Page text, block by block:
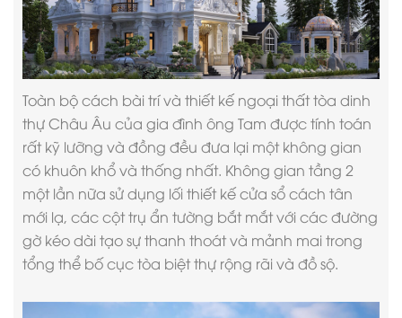
Toàn bộ cách bài trí và thiết kế ngoại thất tòa dinh
thự Châu Âu của gia đình ông Tam được tính toán
rất kỹ lưỡng và đồng đều đưa lại một không gian
có khuôn khổ và thống nhất. Không gian tầng 2
một lần nữa sử dụng lối thiết kế cửa sổ cách tân
mới lạ, các cột trụ ẩn tường bắt mắt với các đường
gờ kéo dài tạo sự thanh thoát và mảnh mai trong
tổng thể bố cục tòa biệt thự rộng rãi và đồ sộ.